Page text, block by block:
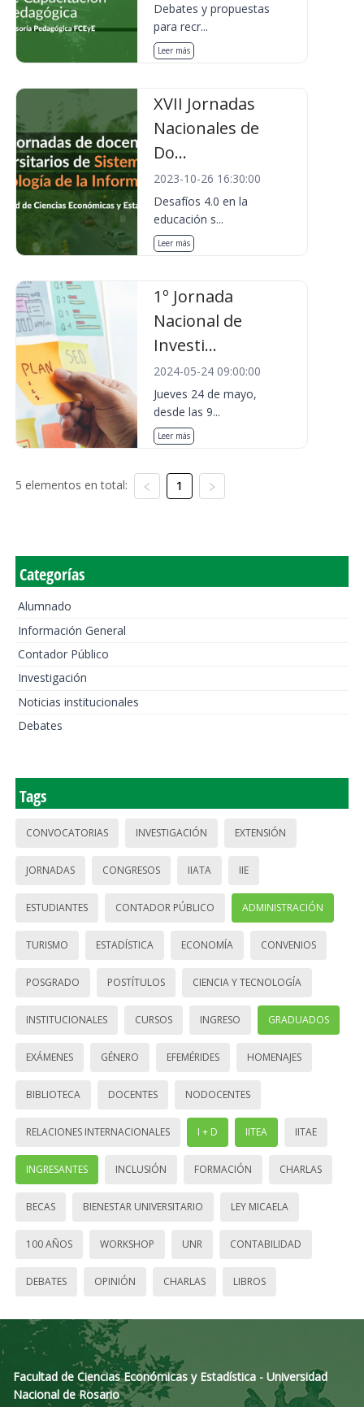
Debates y propuestas
para recr...
Leer más
XVII Jornadas
Nacionales de
Do...
2023-10-26 16:30:00
Desafíos 4.0 en la
educación s...
Leer más
1º Jornada
Nacional de
Investi...
2024-05-24 09:00:00
Jueves 24 de mayo,
desde las 9...
Leer más
5 elementos en total: 1
Categorías
Alumnado
Información General
Contador Público
Investigación
Noticias institucionales
Debates
Tags
CONVOCATORIAS INVESTIGACIÓN EXTENSIÓN
JORNADAS CONGRESOS IIATA IIE
ESTUDIANTES CONTADOR PÚBLICO ADMINISTRACIÓN
TURISMO ESTADÍSTICA ECONOMÍA CONVENIOS
POSGRADO POSTÍTULOS CIENCIA Y TECNOLOGÍA
INSTITUCIONALES CURSOS INGRESO GRADUADOS
EXÁMENES GÉNERO EFEMÉRIDES HOMENAJES
BIBLIOTECA DOCENTES NODOCENTES
RELACIONES INTERNACIONALES I + D IITEA IITAE
INGRESANTES INCLUSIÓN FORMACIÓN CHARLAS
BECAS BIENESTAR UNIVERSITARIO LEY MICAELA
100 AÑOS WORKSHOP UNR CONTABILIDAD
DEBATES OPINIÓN CHARLAS LIBROS
Facultad de Ciencias Económicas y Estadística - Universidad
Nacional de Rosario